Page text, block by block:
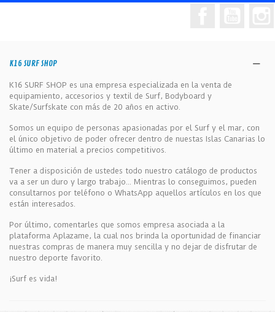
K16 SURF SHOP
K16 SURF SHOP es una empresa especializada en la venta de
equipamiento, accesorios y textil de Surf, Bodyboard y
Skate/Surfskate con más de 20 años en activo.
Somos un equipo de personas apasionadas por el Surf y el mar, con
el único objetivo de poder ofrecer dentro de nuestas Islas Canarias lo
último en material a precios competitivos.
Tener a disposición de ustedes todo nuestro catálogo de productos
va a ser un duro y largo trabajo... Mientras lo conseguimos, pueden
consultarnos por teléfono o WhatsApp aquellos artículos en los que
están interesados.
Por último, comentarles que somos empresa asociada a la
plataforma Aplazame, la cual nos brinda la oportunidad de financiar
nuestras compras de manera muy sencilla y no dejar de disfrutar de
nuestro deporte favorito.
¡Surf es vida!